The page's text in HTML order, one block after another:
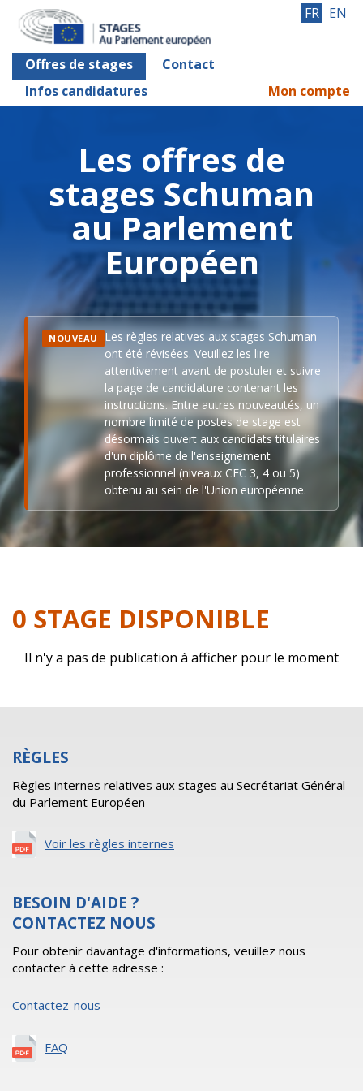
Offres de stages
Contact
Infos candidatures
FR EN
Mon compte
Les offres de
stages Schuman
au Parlement
Européen
NOUVEAU
Les règles relatives aux stages Schuman
ont été révisées. Veuillez les lire
attentivement avant de postuler et suivre
la page de candidature contenant les
instructions. Entre autres nouveautés, un
nombre limité de postes de stage est
désormais ouvert aux candidats titulaires
d'un diplôme de l'enseignement
professionnel (niveaux CEC 3, 4 ou 5)
obtenu au sein de l'Union européenne.
0 STAGE DISPONIBLE
Il n'y a pas de publication à afficher pour le moment
RÈGLES
Règles internes relatives aux stages au Secrétariat Général
du Parlement Européen
Voir les règles internes
BESOIN D'AIDE ?
CONTACTEZ NOUS
Pour obtenir davantage d'informations, veuillez nous
contacter à cette adresse :
Contactez-nous
FAQ